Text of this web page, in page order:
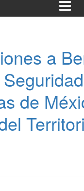
a
de